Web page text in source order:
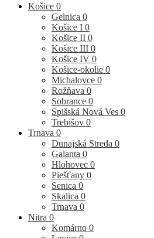
Košice 0
Gelnica 0
Košice I 0
Košice II 0
Košice III 0
Košice IV 0
Košice-okolie 0
Michalovce 0
Rožňava 0
Sobrance 0
Spišská Nová Ves 0
Trebišov 0
Trnava 0
Dunajská Streda 0
Galanta 0
Hlohovec 0
Piešťany 0
Senica 0
Skalica 0
Trnava 0
Nitra 0
Komárno 0